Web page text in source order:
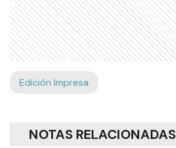
Edición Impresa
NOTAS RELACIONADAS